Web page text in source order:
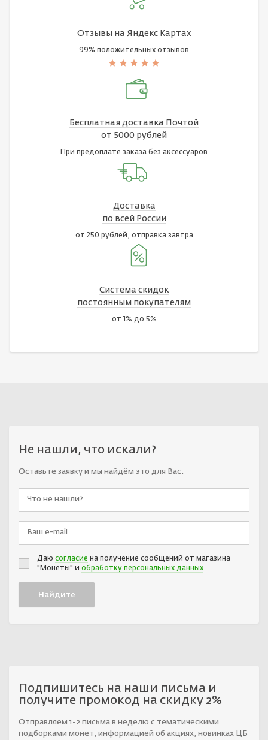
Отзывы на Яндекс Картах
99% положительных отзывов
Бесплатная доставка Почтой
от 5000 рублей
При предоплате заказа без аксессуаров
Доставка
по всей России
от 250 рублей, отправка завтра
Система скидок
постоянным покупателям
от 1% до 5%
Не нашли, что искали?
Оставьте заявку и мы найдём это для Вас.
Даю согласие на получение сообщений от магазина
"Монеты" и обработку персональных данных
Подпишитесь на наши письма и
получите промокод на скидку 2%
Отправляем 1-2 письма в неделю с тематическими
подборками монет, информацией об акциях, новинках ЦБ